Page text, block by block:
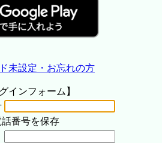
未設定・お忘れの方
インフォーム】
話番号を保存